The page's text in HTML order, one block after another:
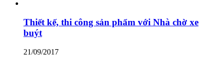
Thiết kế, thi công sản phẩm với Nhà chờ xe
buýt
21/09/2017